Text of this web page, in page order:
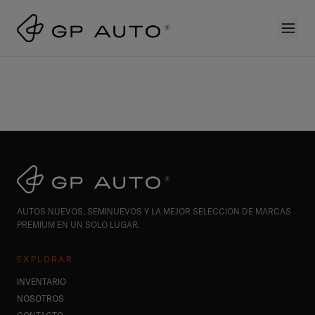
AUTOS NUEVOS, SEMINUEVOS Y LA MEJOR SELECCION DE MARCAS
PREMIUM EN UN SOLO LUGAR.
EXPLORAR
INVENTARIO
NOSOTROS